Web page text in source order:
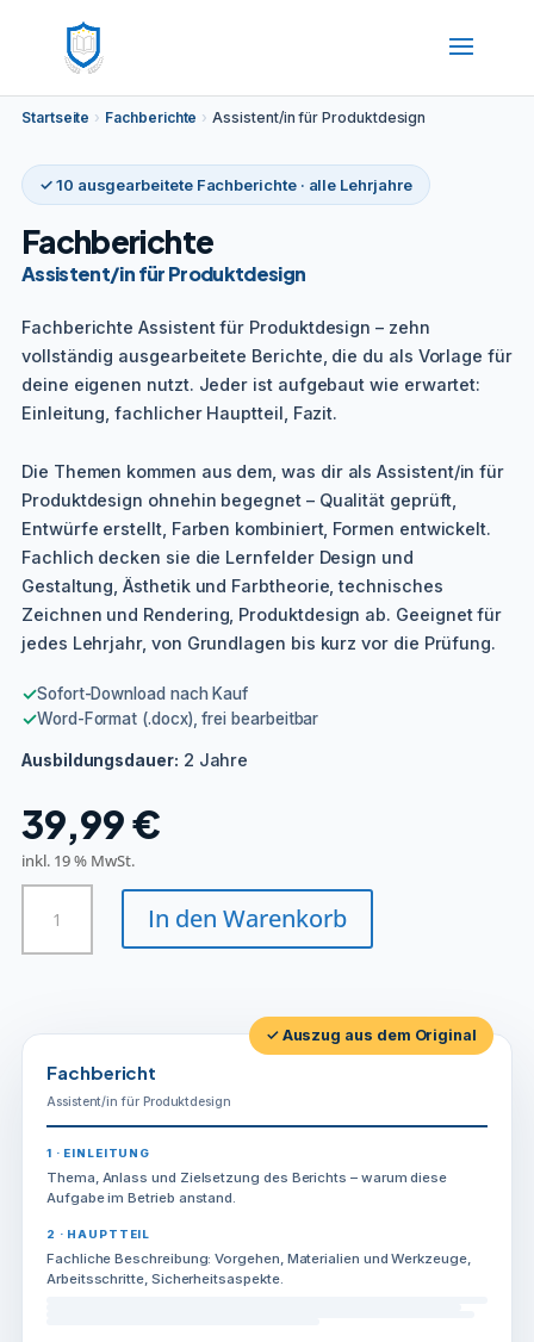
Startseite › Fachberichte › Assistent/in für Produktdesign
✓ 10 ausgearbeitete Fachberichte · alle Lehrjahre
Fachberichte
Assistent/in für Produktdesign
Fachberichte Assistent für Produktdesign – zehn
vollständig ausgearbeitete Berichte, die du als Vorlage für
deine eigenen nutzt. Jeder ist aufgebaut wie erwartet:
Einleitung, fachlicher Hauptteil, Fazit.
Die Themen kommen aus dem, was dir als Assistent/in für
Produktdesign ohnehin begegnet – Qualität geprüft,
Entwürfe erstellt, Farben kombiniert, Formen entwickelt.
Fachlich decken sie die Lernfelder Design und
Gestaltung, Ästhetik und Farbtheorie, technisches
Zeichnen und Rendering, Produktdesign ab. Geeignet für
jedes Lehrjahr, von Grundlagen bis kurz vor die Prüfung.
✓Sofort-Download nach Kauf
✓Word-Format (.docx), frei bearbeitbar
Ausbildungsdauer: 2 Jahre
39,99€
inkl. 19 % MwSt.
Produktdesign
In den Warenkorb
✓ Auszug aus dem Original
Fachbericht
Assistent/in für Produktdesign
1 · EINLEITUNG
Thema, Anlass und Zielsetzung des Berichts – warum diese
Aufgabe im Betrieb anstand.
2 · HAUPTTEIL
Fachliche Beschreibung: Vorgehen, Materialien und Werkzeuge,
Arbeitsschritte, Sicherheitsaspekte.